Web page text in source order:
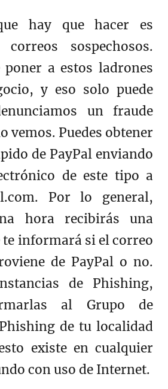
hay que hacer es
sospechosos.
poner a estos ladrones
y eso solo puede
un fraude
vemos. Puedes obtener
de PayPal enviando
de este tipo a
Por lo general,
hora recibirás una
te informará si el correo
de PayPal o no.
de Phishing,
al Grupo de
de tu localidad
existe en cualquier
con uso de Internet.